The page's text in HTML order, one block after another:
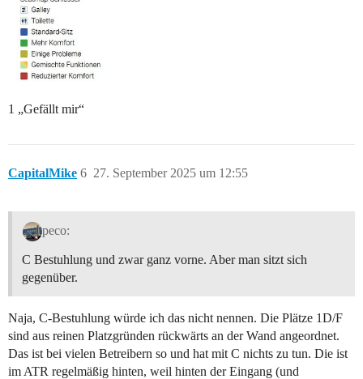
1 „Gefällt mir“
CapitalMike 27. September 2025 um 12:55
6
peco:
C Bestuhlung und zwar ganz vorne. Aber man sitzt sich
gegenüber.
Naja, C-Bestuhlung würde ich das nicht nennen. Die Plätze 1D/F
sind aus reinen Platzgründen rückwärts an der Wand angeordnet.
Das ist bei vielen Betreibern so und hat mit C nichts zu tun. Die ist
im ATR regelmäßig hinten, weil hinten der Eingang (und